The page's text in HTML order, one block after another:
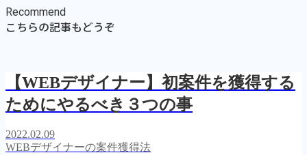
Recommend
こちらの記事もどうぞ
【WEBデザイナー】初案件を獲得する
ためにやるべき３つの事
2022.02.09
WEBデザイナーの案件獲得法